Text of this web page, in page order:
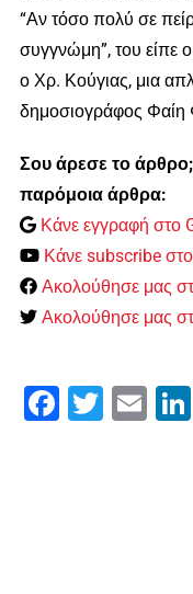
“Αν τόσο πολύ σε
συγγνώμη”, του είπε
ο Χρ. Κούγιας, μια
δημοσιογράφος
Σου άρεσε το
παρόμοια άρθρα:
Κάνε εγγραφή στο
Κάνε subscribe
Ακολούθησε μας
Ακολούθησε μας
Facebook
Twitter Email